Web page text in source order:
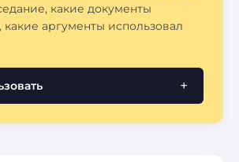
какие документы
какие аргументы использовал